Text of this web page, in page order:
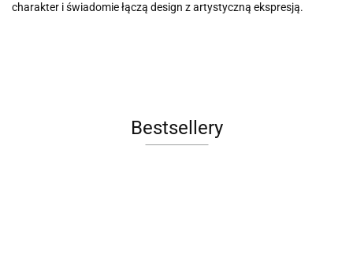
charakter i świadomie łączą design z artystyczną ekspresją.
Bestsellery